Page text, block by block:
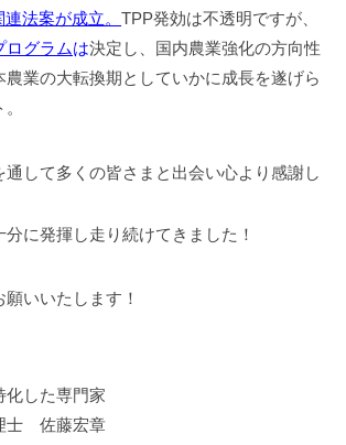
法案が成立。 TPP発効は不透明ですが、
ログラムは決定し、国内農業強化の方向性
農業の大転換期としていかに成長を遂げら
通して多くの皆さまと出会い心より感謝し
に発揮し走り続けてきました！
いいたします！
化した専門家
士 佐藤宏章